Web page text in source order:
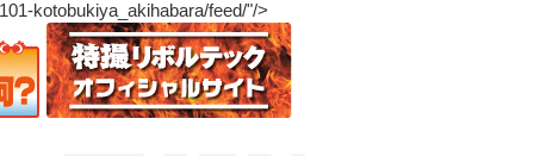
kotobukiya_akihabara/feed/"/>